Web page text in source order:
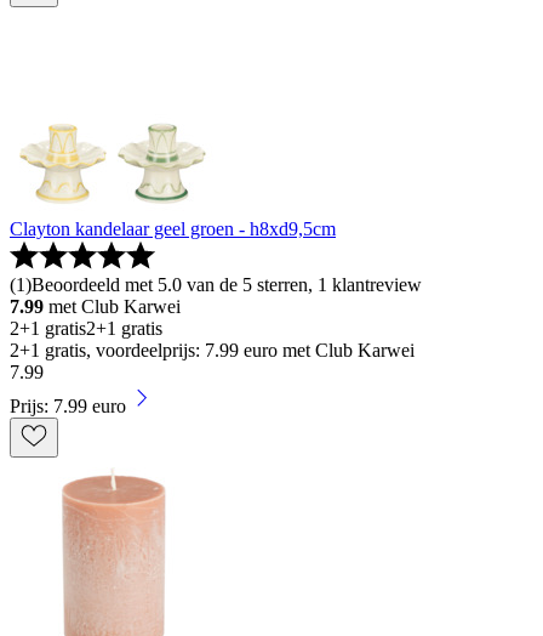
Clayton kandelaar geel groen - h8xd9,5cm
(1)Beoordeeld met 5.0 van de 5 sterren, 1 klantreview
7.99 met Club Karwei
2+1 gratis2+1 gratis
2+1 gratis, voordeelprijs: 7.99 euro met Club Karwei
7.99
Prijs: 7.99 euro